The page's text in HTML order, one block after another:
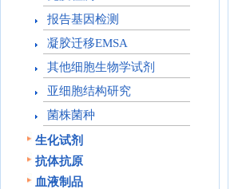
报告基因检测
凝胶迁移EMSA
其他细胞生物学试剂
亚细胞结构研究
菌株菌种
生化试剂
抗体抗原
血液制品